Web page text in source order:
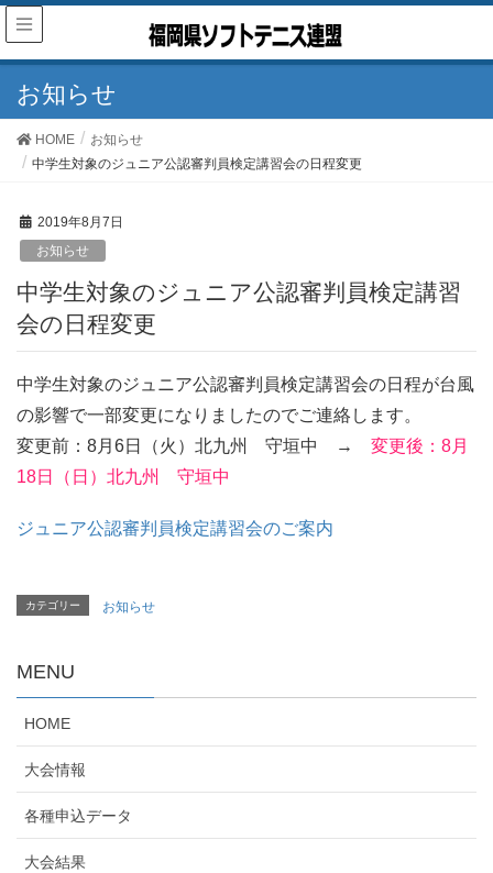
お知らせ
HOME
お知らせ
中学生対象のジュニア公認審判員検定講習会の日程変更
2019年8月7日
お知らせ
中学生対象のジュニア公認審判員検定講習
会の日程変更
中学生対象のジュニア公認審判員検定講習会の日程が台風
の影響で一部変更になりましたのでご連絡します。
変更前：8月6日（火）北九州 守垣中 → 変更後：8月
18日（日）北九州 守垣中
ジュニア公認審判員検定講習会のご案内
カテゴリー お知らせ
MENU
HOME
大会情報
各種申込データ
大会結果